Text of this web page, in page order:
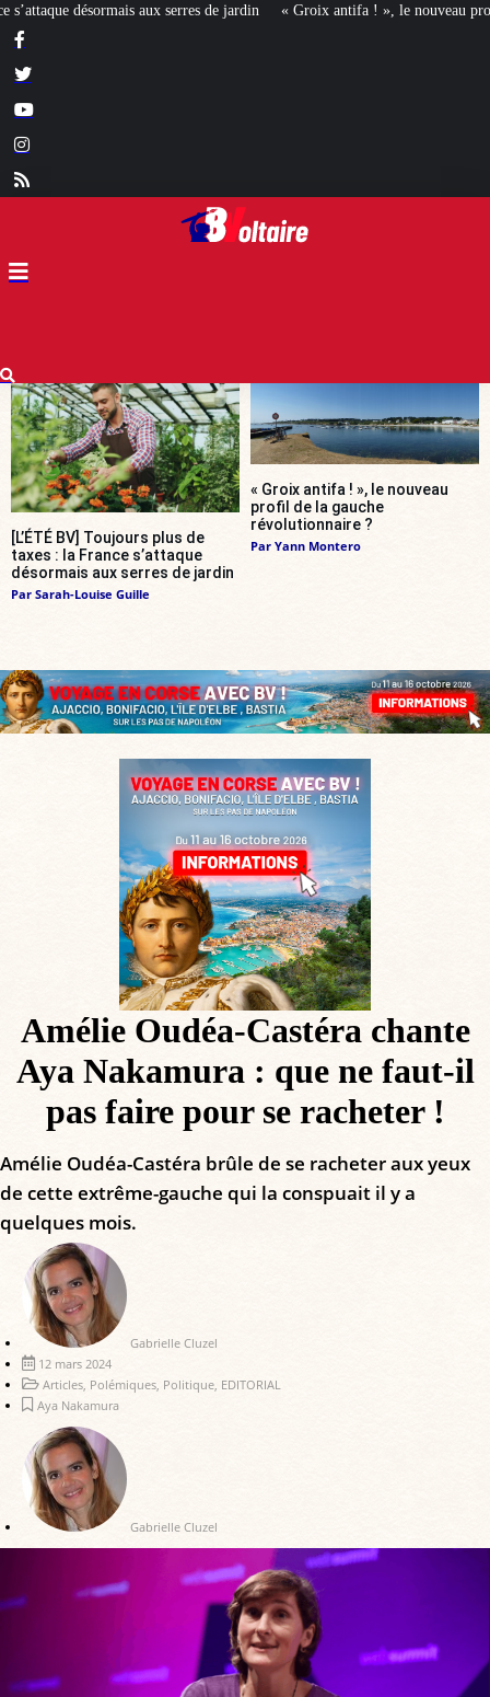
« Groix antifa ! », le nouveau profil de la gauche révolutionnaire ?
[L’ÉTÉ BV] Toujours plus de
taxes : la France s’attaque
désormais aux serres de jardin
Par Sarah-Louise Guille
« Groix antifa ! », le nouveau
profil de la gauche
révolutionnaire ?
Par Yann Montero
Amélie Oudéa-Castéra chante
Aya Nakamura : que ne faut-il
pas faire pour se racheter !
Amélie Oudéa-Castéra brûle de se racheter aux yeux
de cette extrême-gauche qui la conspuait il y a
quelques mois.
Gabrielle Cluzel
12 mars 2024
Articles Polémiques Politique EDITORIAL
Aya Nakamura
Gabrielle Cluzel